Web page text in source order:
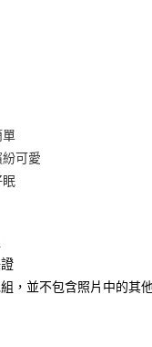
可愛
眠
，並不包含照片中的其